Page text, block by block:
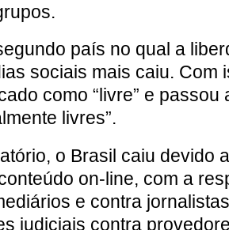
país no qual a
sociais mais caiu. Com
como “livre” e passou
livres”.
o Brasil caiu devido
on-line, com a
e contra
judiciais contra